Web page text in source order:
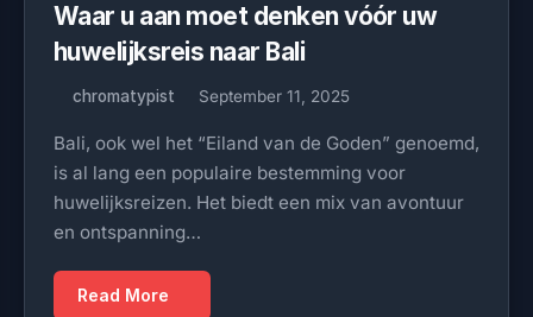
Waar u aan moet denken vóór uw
huwelijksreis naar Bali
chromatypist September 11, 2025
Bali, ook wel het “Eiland van de Goden” genoemd,
is al lang een populaire bestemming voor
huwelijksreizen. Het biedt een mix van avontuur
en ontspanning…
Read More